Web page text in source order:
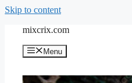
Skip to content
mixcrix.com
Menu